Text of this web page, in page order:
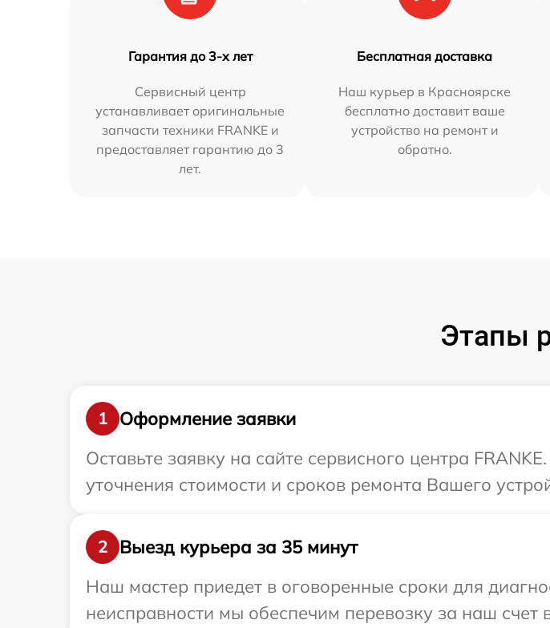
Гарантия до 3-х лет
Сервисный центр
устанавливает оригинальные
запчасти техники FRANKE и
предоставляет гарантию до 3
лет.
Бесплатная доставка
Наш курьер в Красноярске
бесплатно доставит ваше
устройство на ремонт и
обратно.
Этапы
1
Оформление заявки
Оставьте заявку на сайте сервисного центра
уточнения стоимости и сроков ремонта Вашего
2
Выезд курьера за 35 минут
Наш мастер приедет в оговоренные сроки для
неисправности мы обеспечим перевозку за наш счет